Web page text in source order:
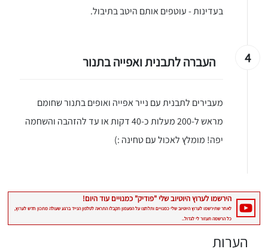
בעדינות - עוטפים אותם היטב בתיבול.
4 העברה לתבנית ואפייה בתנור
מעבירים לתבנית עם נייר אפייה ואופים בתנור שחומם
מראש ל-200 מעלות כ-40 דקות או עד להזהבה והשחמה
יפה! מומלץ לאכול עם טחינה :)
הערות